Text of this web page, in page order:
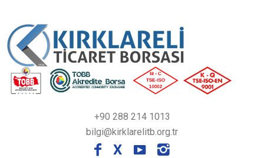
+90 288 214 1013
bilgi@kirklarelitb.org.tr
X